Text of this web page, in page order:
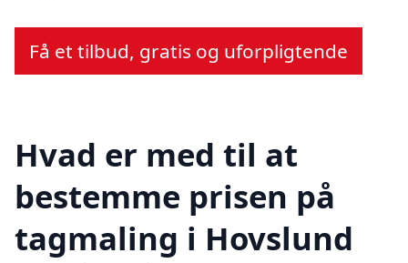
Få et tilbud, gratis og uforpligtende
Hvad er med til at
bestemme prisen på
tagmaling i Hovslund